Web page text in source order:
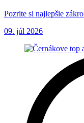
Pozrite si najlepšie
09. júl 2026